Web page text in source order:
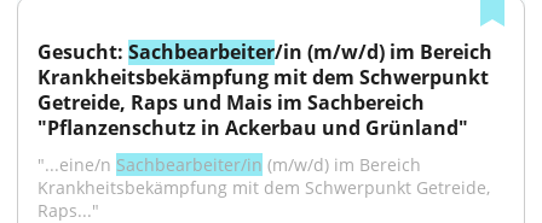
Gesucht: Sachbearbeiter/in (m/w/d) im Bereich
Krankheitsbekämpfung mit dem Schwerpunkt
Getreide, Raps und Mais im Sachbereich
"Pflanzenschutz in Ackerbau und Grünland"
"...eine/n Sachbearbeiter/in (m/w/d) im Bereich
Krankheitsbekämpfung mit dem Schwerpunkt Getreide,
Raps..."